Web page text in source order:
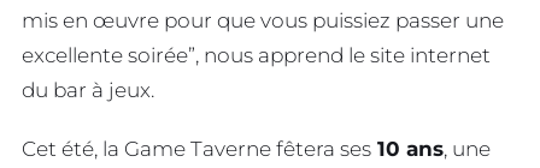
mis en œuvre pour que vous puissiez passer une
excellente soirée”, nous apprend le site internet
du bar à jeux.
Cet été, la Game Taverne fêtera ses 10 ans, une